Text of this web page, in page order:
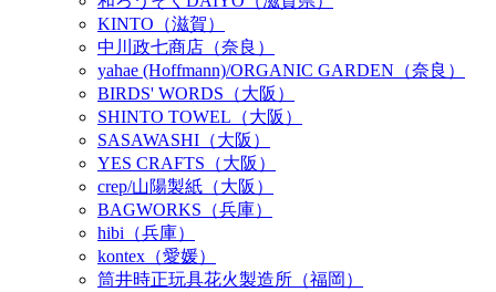
KINTO（滋賀）
中川政七商店（奈良）
yahae (Hoffmann)/ORGANIC GARDEN（奈良）
BIRDS' WORDS（大阪）
SHINTO TOWEL（大阪）
SASAWASHI（大阪）
YES CRAFTS（大阪）
crep/山陽製紙（大阪）
BAGWORKS（兵庫）
hibi（兵庫）
kontex（愛媛）
筒井時正玩具花火製造所（福岡）